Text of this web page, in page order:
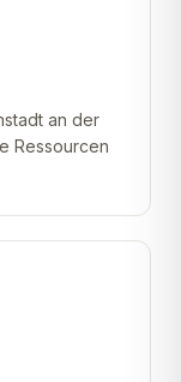
an der
Ressourcen